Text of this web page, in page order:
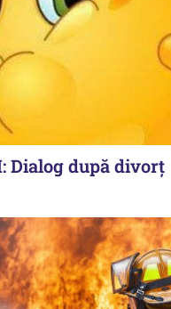
Dialog după divorț